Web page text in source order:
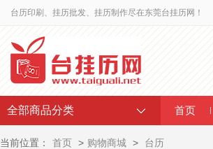
台历印刷、挂历批发、挂历制作尽在东莞台挂历网！
全部商品分类 首页
当前位置： 首页 > 购物商城 > 台历